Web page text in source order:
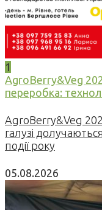
1
AgroBerry&Veg
переробка:
AgroBerry&Veg
галузі
події року
05.08.2026